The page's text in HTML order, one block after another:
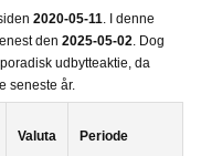
2020-05-11 . I denne
den 2025-05-02 . Dog
udbytteaktie, da
seneste år.
Valuta Periode